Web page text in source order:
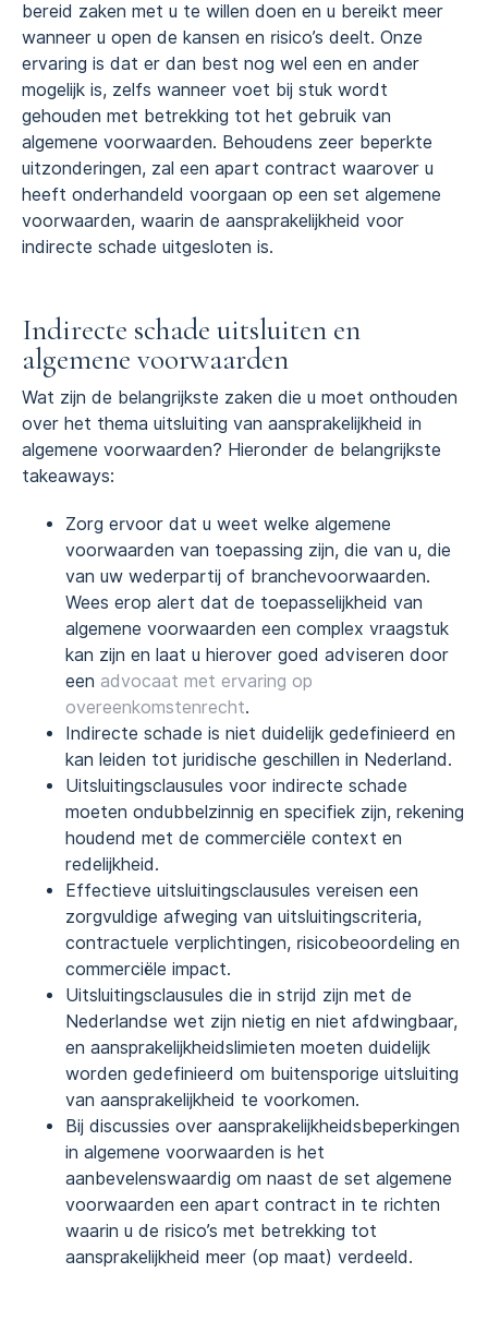
bereid zaken met u te willen doen en u bereikt meer
wanneer u open de kansen en risico’s deelt. Onze
ervaring is dat er dan best nog wel een en ander
mogelijk is, zelfs wanneer voet bij stuk wordt
gehouden met betrekking tot het gebruik van
algemene voorwaarden. Behoudens zeer beperkte
uitzonderingen, zal een apart contract waarover u
heeft onderhandeld voorgaan op een set algemene
voorwaarden, waarin de aansprakelijkheid voor
indirecte schade uitgesloten is.
Indirecte schade uitsluiten en
algemene voorwaarden
Wat zijn de belangrijkste zaken die u moet onthouden
over het thema uitsluiting van aansprakelijkheid in
algemene voorwaarden? Hieronder de belangrijkste
takeaways:
Zorg ervoor dat u weet welke algemene
voorwaarden van toepassing zijn, die van u, die
van uw wederpartij of branchevoorwaarden.
Wees erop alert dat de toepasselijkheid van
algemene voorwaarden een complex vraagstuk
kan zijn en laat u hierover goed adviseren door
een advocaat met ervaring op
overeenkomstenrecht.
Indirecte schade is niet duidelijk gedefinieerd en
kan leiden tot juridische geschillen in Nederland.
Uitsluitingsclausules voor indirecte schade
moeten ondubbelzinnig en specifiek zijn, rekening
houdend met de commerciële context en
redelijkheid.
Effectieve uitsluitingsclausules vereisen een
zorgvuldige afweging van uitsluitingscriteria,
contractuele verplichtingen, risicobeoordeling en
commerciële impact.
Uitsluitingsclausules die in strijd zijn met de
Nederlandse wet zijn nietig en niet afdwingbaar,
en aansprakelijkheidslimieten moeten duidelijk
worden gedefinieerd om buitensporige uitsluiting
van aansprakelijkheid te voorkomen.
Bij discussies over aansprakelijkheidsbeperkingen
in algemene voorwaarden is het
aanbevelenswaardig om naast de set algemene
voorwaarden een apart contract in te richten
waarin u de risico’s met betrekking tot
aansprakelijkheid meer (op maat) verdeeld.